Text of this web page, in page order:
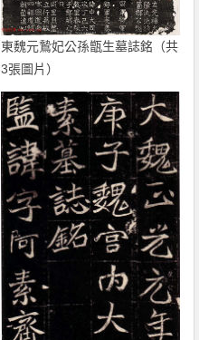
東魏元鷙妃公孫甑生墓誌銘（共
3張圖片）